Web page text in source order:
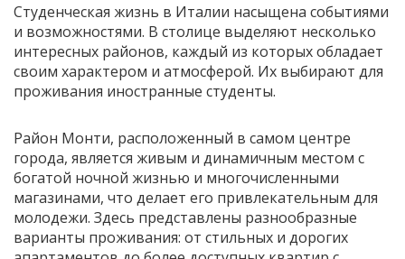
Студенческая жизнь в Италии насыщена событиями
и возможностями. В столице выделяют несколько
интересных районов, каждый из которых обладает
своим характером и атмосферой. Их выбирают для
проживания иностранные студенты.
Район Монти, расположенный в самом центре
города, является живым и динамичным местом с
богатой ночной жизнью и многочисленными
магазинами, что делает его привлекательным для
молодежи. Здесь представлены разнообразные
варианты проживания: от стильных и дорогих